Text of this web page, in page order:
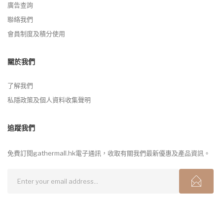
廣告查詢
聯絡我們
會員制度及積分使用
關於我們
了解我們
私隱政策及個人資料收集聲明
追蹤我們
免費訂閱gathermall.hk電子通訊，收取有關我們最新優惠及產品資訊。